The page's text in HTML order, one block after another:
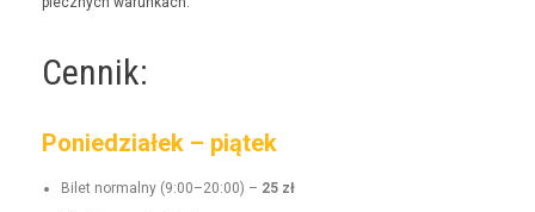
Cennik:
Poniedziałek – piątek
Bilet nor­mal­ny (9:00–20:00) – 25 zł